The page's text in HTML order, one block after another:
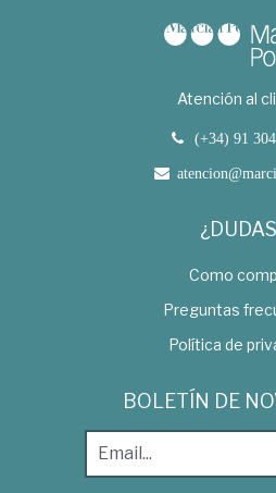
Atención al
(+34) 91
Como
Preguntas
Política de
BOLETÍN DE